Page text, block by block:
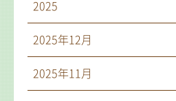
2025
2025年12月
2025年11月